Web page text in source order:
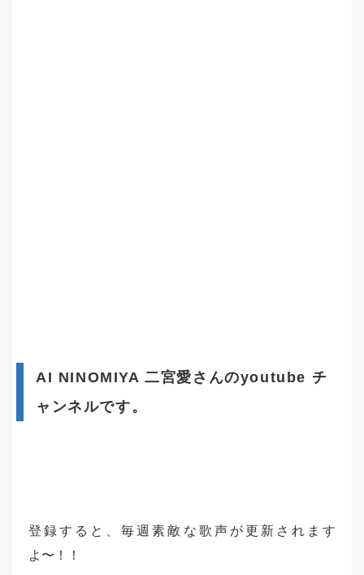
AI NINOMIYA 二宮愛さんのyoutube チ
ャンネルです。
登録すると、毎週素敵な歌声が更新されます
よ〜！！